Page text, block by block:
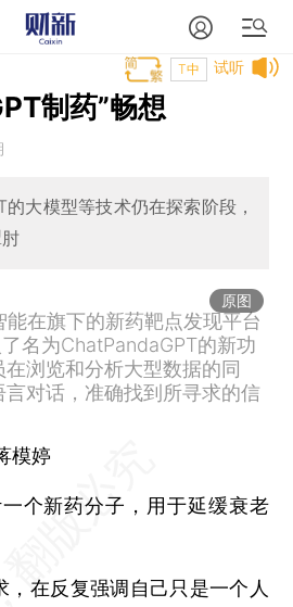
试听
T中
制药”畅想
大模型等技术仍在探索阶段，
原图
在旗下的新药靶点发现平台
名为ChatPandaGPT的新功
浏览和分析大型数据的同
对话，准确找到所寻求的信
模婷
新药分子，用于延缓衰老
在反复强调自己只是一个人